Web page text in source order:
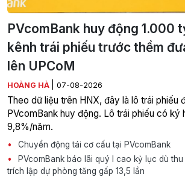
PVcomBank huy động 1.000
kênh trái phiếu trước thềm
lên UPCoM
HOÀNG HÀ 07-08-2026
Theo dữ liệu trên HNX, đây là lô trái phiếu
PVcomBank huy động. Lô trái phiếu có ký
9,8%/năm.
Chuyển động tái cơ cấu tại PVcomBank
PVcomBank báo lãi quý I cao kỷ lục dù
trích lập dự phòng tăng gấp 13,5 lần